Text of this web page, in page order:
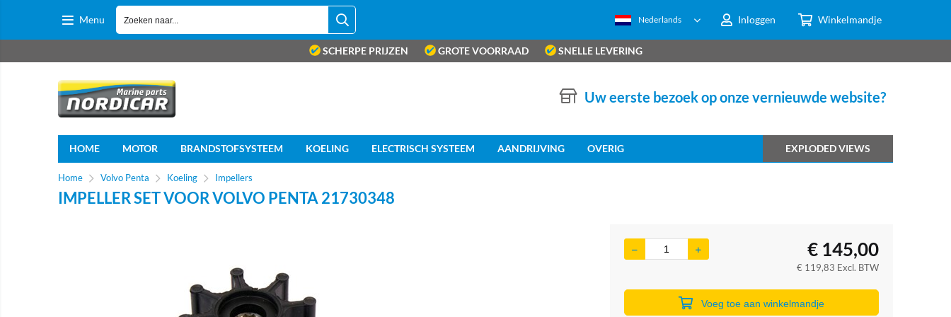
Menu Inloggen Winkelmandje
Nederlands
SCHERPE PRIJZEN GROTE VOORRAAD SNELLE LEVERING
Uw eerste bezoek op onze vernieuwde website?
HOME MOTOR BRANDSTOFSYSTEEM KOELING ELECTRISCH SYSTEEM AANDRIJVING OVERIG EXPLODED VIEWS
Home Volvo Penta Koeling Impellers
IMPELLER SET VOOR VOLVO PENTA 21730348
€ 145,00
€ 119,83 Excl. BTW
Voeg toe aan winkelmandje